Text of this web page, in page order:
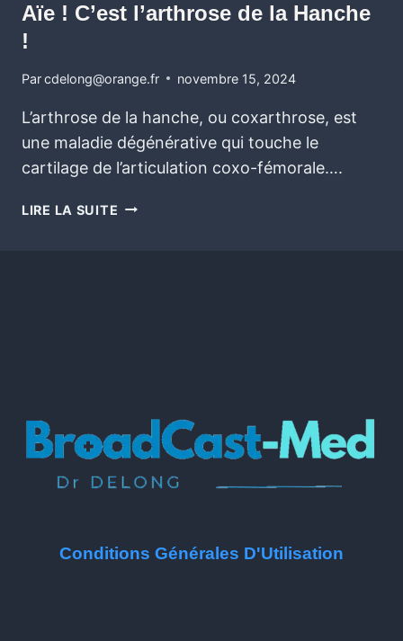
Aïe ! C’est l’arthrose de la Hanche
!
Parcdelong@orange.fr novembre 15, 2024
L’arthrose de la hanche, ou coxarthrose, est
une maladie dégénérative qui touche le
cartilage de l’articulation coxo-fémorale….
LIRE LA SUITE
Conditions Générales D'Utilisation